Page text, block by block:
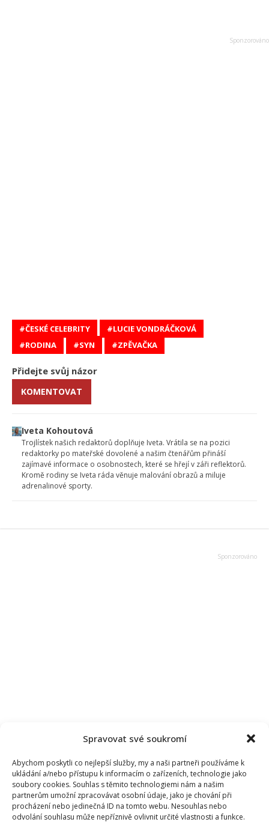
Spravovat své soukromí
Abychom poskytli co nejlepší služby, my a naši partneři používáme k
ukládání a/nebo přístupu k informacím o zařízeních, technologie jako
soubory cookies. Souhlas s těmito technologiemi nám a našim
partnerům umožní zpracovávat osobní údaje, jako je chování při
procházení nebo jedinečná ID na tomto webu. Nesouhlas nebo
odvolání souhlasu může nepříznivě ovlivnit určité vlastnosti a funkce.
ČESKÉ CELEBRITY
LUCIE VONDRÁČKOVÁ
RODINA
SYN ZPĚVAČKA
Přidejte svůj názor
KOMENTOVAT
Iveta Kohoutová
Trojlístek našich redaktorů doplňuje Iveta. Vrátila se na pozici
redaktorky po mateřské dovolené a našim čtenářům přináší
zajímavé informace o osobnostech, které se hřejí v záři reflektorů.
Kromě rodiny se Iveta ráda věnuje malování obrazů a miluje
adrenalinové sporty.